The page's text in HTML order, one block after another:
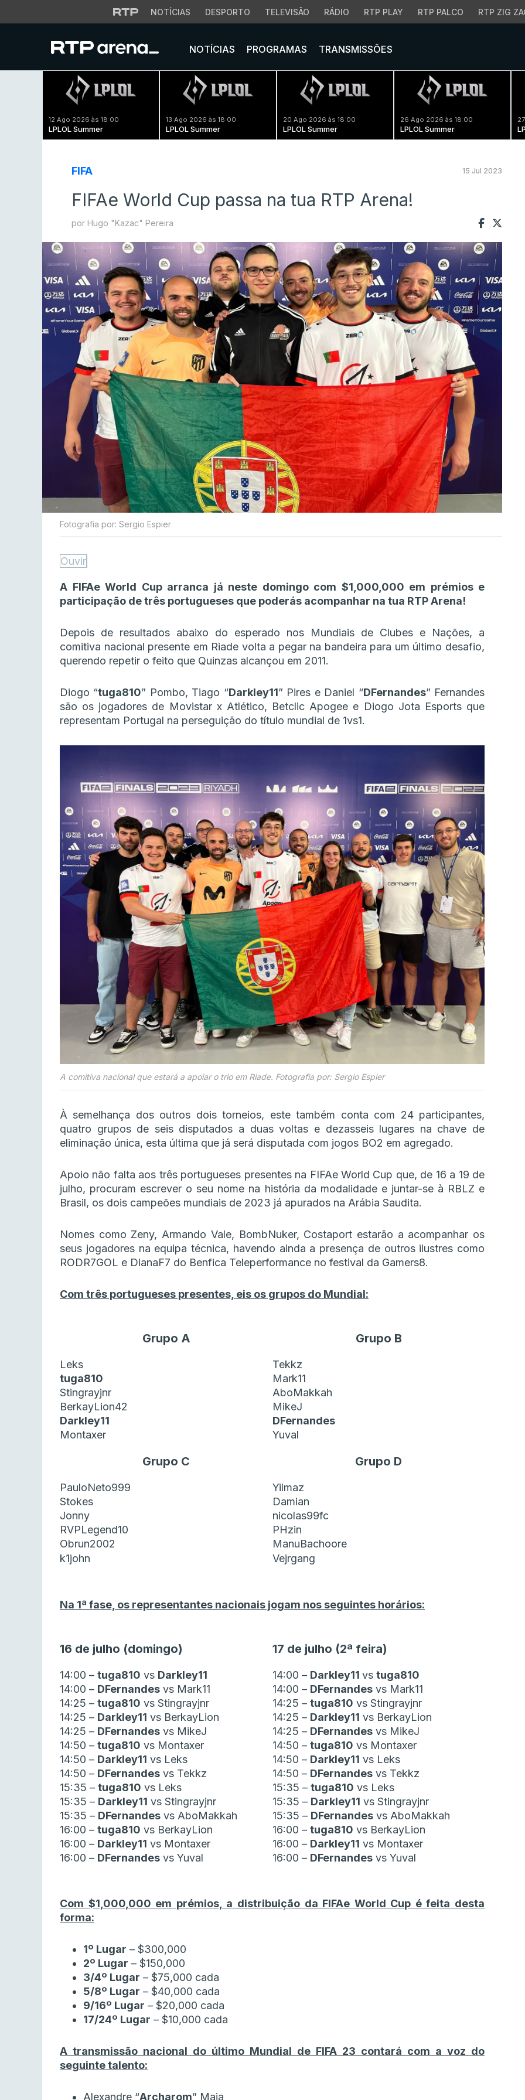
NOTÍCIAS DESPORTO TELEVISÃO RÁDIO RTP PLAY RTP PALCO RTP ZIG
NOTÍCIAS PROGRAMAS TRANSMISSÕES
12 Ago 2026 às 18:00
LPLOL Summer
13 Ago 2026 às 18:00
LPLOL Summer
20 Ago 2026 às 18:00
LPLOL Summer
26 Ago 2026 às 18:00
LPLOL Summer
FIFA 15 Jul 2023
FIFAe World Cup passa na tua RTP Arena!
por Hugo "Kazac" Pereira
Fotografia por: Sergio Espier
Ouvir
A FIFAe World Cup arranca já neste domingo com $1,000,000 em prémios e
participação de três portugueses que poderás acompanhar na tua RTP Arena!
Depois de resultados abaixo do esperado nos Mundiais de Clubes e Nações, a
comitiva nacional presente em Riade volta a pegar na bandeira para um último desafio,
querendo repetir o feito que Quinzas alcançou em 2011.
Diogo “tuga810” Pombo, Tiago “Darkley11” Pires e Daniel “DFernandes” Fernandes
são os jogadores de Movistar x Atlético, Betclic Apogee e Diogo Jota Esports que
representam Portugal na perseguição do título mundial de 1vs1.
A comitiva nacional que estará a apoiar o trio em Riade. Fotografia por: Sergio Espier
À semelhança dos outros dois torneios, este também conta com 24 participantes,
quatro grupos de seis disputados a duas voltas e dezasseis lugares na chave de
eliminação única, esta última que já será disputada com jogos BO2 em agregado.
Apoio não falta aos três portugueses presentes na FIFAe World Cup que, de 16 a 19 de
julho, procuram escrever o seu nome na história da modalidade e juntar-se à RBLZ e
Brasil, os dois campeões mundiais de 2023 já apurados na Arábia Saudita.
Nomes como Zeny, Armando Vale, BombNuker, Costaport estarão a acompanhar os
seus jogadores na equipa técnica, havendo ainda a presença de outros ilustres como
RODR7GOL e DianaF7 do Benfica Teleperformance no festival da Gamers8.
Com três portugueses presentes, eis os grupos do Mundial:
Grupo A Grupo B
Leks
Tekkz
tuga810
Mark11
Stingrayjnr
AboMakkah
BerkayLion42
MikeJ
Darkley11
DFernandes
Montaxer
Yuval
Grupo C Grupo D
PauloNeto999
Yilmaz
Stokes
Damian
Jonny
nicolas99fc
RVPLegend10
PHzin
Obrun2002
ManuBachoore
k1john
Vejrgang
Na 1ª fase, os representantes nacionais jogam nos seguintes horários:
16 de julho (domingo) 17 de julho (2ª feira)
14:00 – tuga810 vs Darkley11 14:00 – Darkley11 vs tuga810
14:00 – DFernandes vs Mark11 14:00 – DFernandes vs Mark11
14:25 – tuga810 vs Stingrayjnr 14:25 – tuga810 vs Stingrayjnr
14:25 – Darkley11 vs BerkayLion 14:25 – Darkley11 vs BerkayLion
14:25 – DFernandes vs MikeJ 14:25 – DFernandes vs MikeJ
14:50 – tuga810 vs Montaxer 14:50 – tuga810 vs Montaxer
14:50 – Darkley11 vs Leks 14:50 – Darkley11 vs Leks
14:50 – DFernandes vs Tekkz 14:50 – DFernandes vs Tekkz
15:35 – tuga810 vs Leks 15:35 – tuga810 vs Leks
15:35 – Darkley11 vs Stingrayjnr 15:35 – Darkley11 vs Stingrayjnr
15:35 – DFernandes vs AboMakkah 15:35 – DFernandes vs AboMakkah
16:00 – tuga810 vs BerkayLion 16:00 – tuga810 vs BerkayLion
16:00 – Darkley11 vs Montaxer 16:00 – Darkley11 vs Montaxer
16:00 – DFernandes vs Yuval 16:00 – DFernandes vs Yuval
Com $1,000,000 em prémios, a distribuição da FIFAe World Cup é feita desta
forma:
1º Lugar – $300,000
2º Lugar – $150,000
3/4º Lugar – $75,000 cada
5/8º Lugar – $40,000 cada
9/16º Lugar – $20,000 cada
17/24º Lugar – $10,000 cada
A transmissão nacional do último Mundial de FIFA 23 contará com a voz do
seguinte talento:
Alexandre “Archarom” Maia